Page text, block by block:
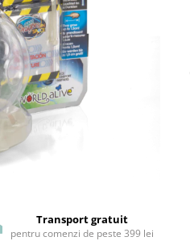
Transport gratuit
pentru comenzi de peste 399 lei